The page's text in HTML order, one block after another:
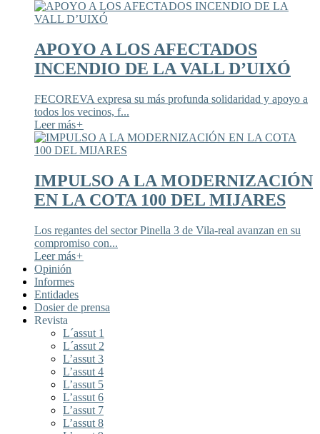
APOYO A LOS AFECTADOS
INCENDIO DE LA VALL D’UIXÓ
FECOREVA expresa su más profunda solidaridad y apoyo a
todos los vecinos, f...
Leer más+
IMPULSO A LA MODERNIZACIÓN
EN LA COTA 100 DEL MIJARES
Los regantes del sector Pinella 3 de Vila-real avanzan en su
compromiso con...
Leer más+
Opinión
Informes
Entidades
Dosier de prensa
Revista
L´assut 1
L´assut 2
L’assut 3
L’assut 4
L’assut 5
L’assut 6
L’assut 7
L’assut 8